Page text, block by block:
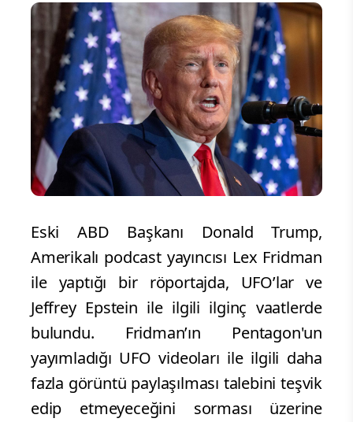
Eski ABD Başkanı Donald Trump,
Amerikalı podcast yayıncısı Lex Fridman
ile yaptığı bir röportajda, UFO’lar ve
Jeffrey Epstein ile ilgili ilginç vaatlerde
bulundu. Fridman’ın Pentagon'un
yayımladığı UFO videoları ile ilgili daha
fazla görüntü paylaşılması talebini teşvik
edip etmeyeceğini sorması üzerine